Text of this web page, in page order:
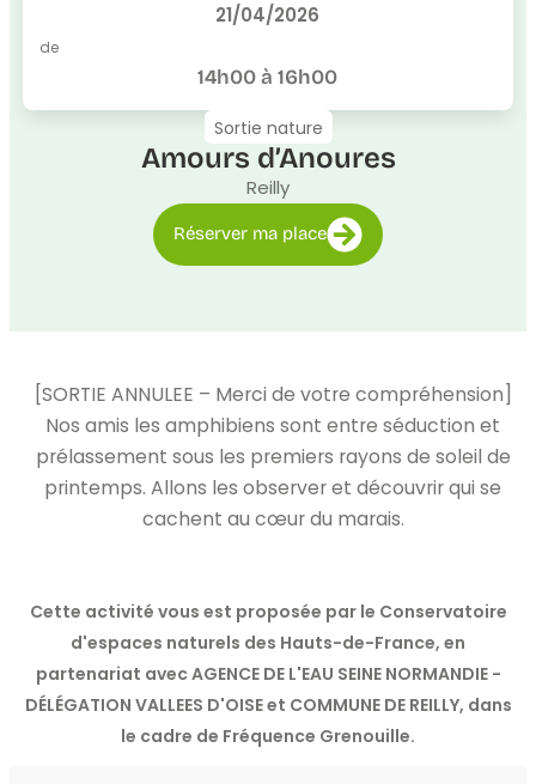
21/04/2026
de
14h00 à 16h00
Sortie nature
Amours d’Anoures
Reilly
Réserver ma place
[SORTIE ANNULEE – Merci de votre compréhension]
Nos amis les amphibiens sont entre séduction et
prélassement sous les premiers rayons de soleil de
printemps. Allons les observer et découvrir qui se
cachent au cœur du marais.
Cette activité vous est proposée par le Conservatoire
d'espaces naturels des Hauts-de-France, en
partenariat avec AGENCE DE L'EAU SEINE NORMANDIE -
DÉLÉGATION VALLEES D'OISE et COMMUNE DE REILLY, dans
le cadre de Fréquence Grenouille.